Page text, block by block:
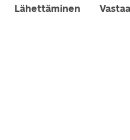
Lähettäminen